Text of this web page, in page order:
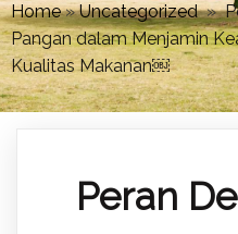
Home»Uncategorized »
Pangan dalam Menjamin
Kualitas Makanan￼
Peran